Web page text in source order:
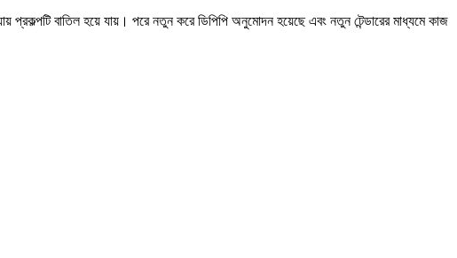
বাতিল হয়ে যায়। পরে নতুন করে ডিপিপি অনুমোদন হয়েছে এবং নতুন টেন্ডারের মাধ্যমে কাজ